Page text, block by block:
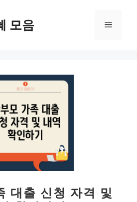
모음 메
대출 신청 자격 및